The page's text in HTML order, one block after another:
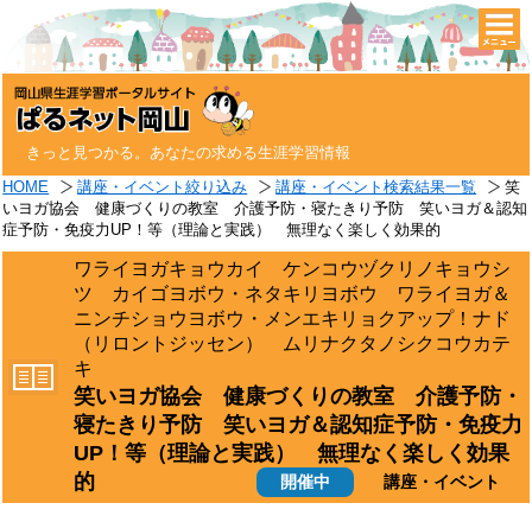
きっと見つかる。あなたの求める生涯学習情報
HOME 講座・イベント絞り込み 講座・イベント検索結果一覧
笑
いヨガ協会 健康づくりの教室 介護予防・寝たきり予防 笑いヨガ＆認知
症予防・免疫力UP！等（理論と実践） 無理なく楽しく効果的
ワライヨガキョウカイ ケンコウヅクリノキョウシ
ツ カイゴヨボウ・ネタキリヨボウ ワライヨガ＆
ニンチショウヨボウ・メンエキリョクアップ！ナド
（リロントジッセン） ムリナクタノシクコウカテ
キ
笑いヨガ協会 健康づくりの教室 介護予防・
寝たきり予防 笑いヨガ＆認知症予防・免疫力
UP！等（理論と実践） 無理なく楽しく効果
的
開催中 講座・イベント